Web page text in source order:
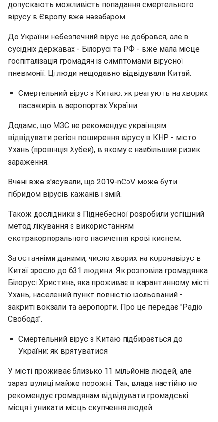
допускають можливість попадання смертельного
вірусу в Європу вже незабаром.
До України небезпечний вірус не добрався, але в
сусідніх державах - Білорусі та РФ - вже мала місце
госпіталізація громадян із симптомами вірусної
пневмонії. Ці люди нещодавно відвідували Китай.
Смертельний вірус з Китаю: як реагують на хворих
пасажирів в аеропортах України
Додамо, що МЗС не рекомендує українцям
відвідувати регіон поширення вірусу в КНР - місто
Ухань (провінція Хубей), в якому є найбільший ризик
зараження.
Вчені вже з'ясували, що 2019-nCoV може бути
гібридом вірусів кажанів і змій.
Також дослідники з Піднебесної розробили успішний
метод лікування з використанням
екстракорпорального насичення крові киснем.
За останніми даними, число хворих на коронавірус в
Китаї зросло до 631 людини. Як розповіла громадянка
Білорусі Христина, яка проживає в карантинному місті
Ухань, населений пункт повністю ізольований -
закриті вокзали та аеропорти. Про це передає "Радіо
Свобода".
Смертельний вірус з Китаю підбирається до
України: як врятуватися
У місті проживає близько 11 мільйонів людей, але
зараз вулиці майже порожні. Так, влада настійно не
рекомендує громадянам відвідувати громадські
місця і уникати місць скупчення людей.